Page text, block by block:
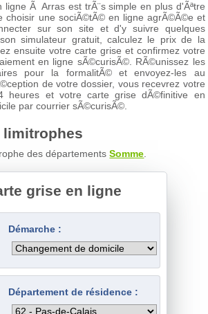
ligne Ã Arras est trÃ¨s simple en plus d'Ãªtre
choisir une sociÃ©tÃ© en ligne agrÃ©Ã©e et
sur son site et d'y suivre quelques
simulateur gratuit, calculez le prix de la
ensuite votre carte grise et confirmez votre
en ligne sÃ©curisÃ©. RÃ©unissez les
pour la formalitÃ© et envoyez-les au
de votre dossier, vous recevrez votre
heures et votre carte grise dÃ©finitive en
par courrier sÃ©curisÃ©.
limitrophes
des départementsSomme.
grise en ligne
Démarche :
Département de résidence :